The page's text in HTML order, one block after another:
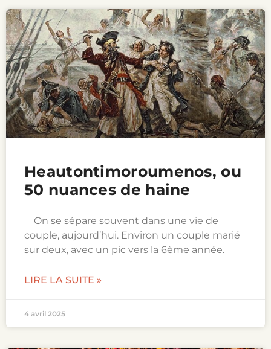
Heautontimoroumenos, ou
50 nuances de haine
On se sépare souvent dans une vie de
couple, aujourd’hui. Environ un couple marié
sur deux, avec un pic vers la 6ème année.
LIRE LA SUITE »
4 avril 2025